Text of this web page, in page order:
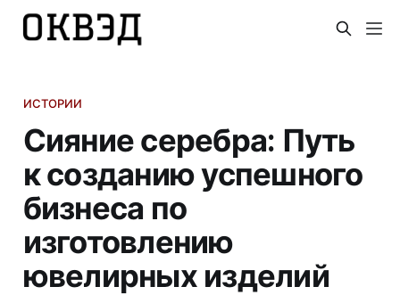
ИСТОРИИ
Сияние серебра: Путь
к созданию успешного
бизнеса по
изготовлению
ювелирных изделий